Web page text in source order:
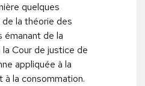
quelques
la théorie des
émanant de la
Cour de justice de
appliquée à la
à la consommation.